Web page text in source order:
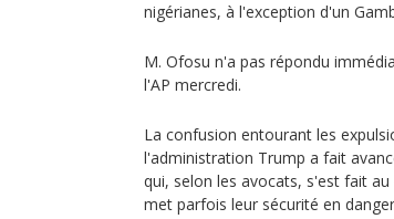
nigérianes, à l'exception d'un
M. Ofosu n'a pas répondu
l'AP mercredi.
La confusion entourant les
l'administration Trump a fait
qui, selon les avocats, s'est fait
met parfois leur sécurité en